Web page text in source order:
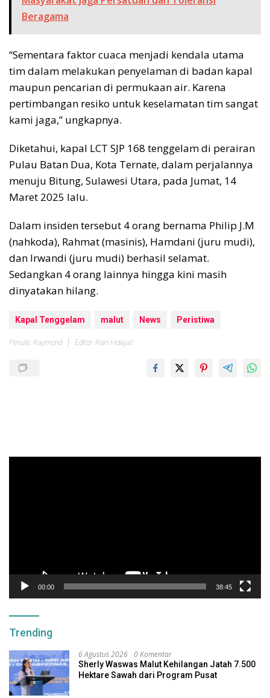
Beragama
“Sementara faktor cuaca menjadi kendala utama
tim dalam melakukan penyelaman di badan kapal
maupun pencarian di permukaan air. Karena
pertimbangan resiko untuk keselamatan tim sangat
kami jaga,” ungkapnya.
Diketahui, kapal LCT SJP 168 tenggelam di perairan
Pulau Batan Dua, Kota Ternate, dalam perjalannya
menuju Bitung, Sulawesi Utara, pada Jumat, 14
Maret 2025 lalu.
Dalam insiden tersebut 4 orang bernama Philip J.M
(nahkoda), Rahmat (masinis), Hamdani (juru mudi),
dan Irwandi (juru mudi) berhasil selamat.
Sedangkan 4 orang lainnya hingga kini masih
dinyatakan hilang.
Kapal Tenggelam malut News Peristiwa
Penulis: Raymond Editor: Rian Hidayat
00:00 38:45
Trending
6 Agustus 2026 0 Komentar
Sherly Waswas Malut Kehilangan Jatah 7.500
Hektare Sawah dari Program Pusat